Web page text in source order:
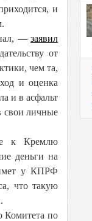
и
— заявил
от
чем та,
и оценка
и в асфальт
свои личные
к Кремлю
деньги на
у КПРФ
что такую
Комитета по